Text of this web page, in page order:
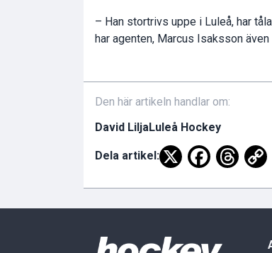
– Han stortrivs uppe i Luleå, har
har agenten, Marcus Isaksson
Den här artikeln handlar om:
David LiljaLuleå Hockey
Dela artikel: